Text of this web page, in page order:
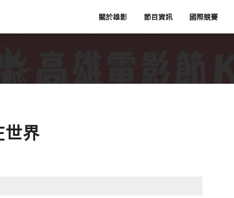
關於雄影 節目資訊 國際競賽
世界